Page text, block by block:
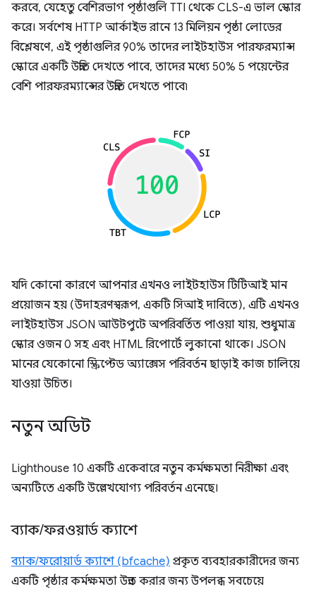
করবে, যেহেতু বেশিরভাগ পৃষ্ঠাগুলি TTI থেকে CLS-এ ভাল স্কোর
করে। সর্বশেষ HTTP আর্কাইভ রানে 13 মিলিয়ন পৃষ্ঠা লোডের
বিশ্লেষণে, এই পৃষ্ঠাগুলির 90% তাদের লাইটহাউস পারফরম্যান্স
স্কোরে একটি উন্নতি দেখতে পাবে, তাদের মধ্যে 50% 5 পয়েন্টের
বেশি পারফরম্যান্সের উন্নতি দেখতে পাবে৷
যদি কোনো কারণে আপনার এখনও লাইটহাউস টিটিআই মান
প্রয়োজন হয় (উদাহরণস্বরূপ, একটি সিআই দাবিতে), এটি এখনও
লাইটহাউস JSON আউটপুটে অপরিবর্তিত পাওয়া যায়, শুধুমাত্র
স্কোর ওজন 0 সহ এবং HTML রিপোর্টে লুকানো থাকে। JSON
মানের যেকোনো স্ক্রিপ্টেড অ্যাক্সেস পরিবর্তন ছাড়াই কাজ চালিয়ে
যাওয়া উচিত।
নতুন অডিট
Lighthouse 10 একটি একেবারে নতুন কর্মক্ষমতা নিরীক্ষা এবং
অন্যটিতে একটি উল্লেখযোগ্য পরিবর্তন এনেছে।
ব্যাক/ফরওয়ার্ড ক্যাশে
ব্যাক/ফরোয়ার্ড ক্যাশে (bfcache) প্রকৃত ব্যবহারকারীদের জন্য
একটি পৃষ্ঠার কর্মক্ষমতা উন্নত করার জন্য উপলব্ধ সবচেয়ে